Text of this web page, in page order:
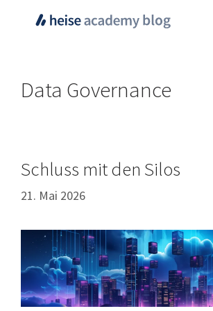
Data Governance
Schluss mit den Silos
21. Mai 2026